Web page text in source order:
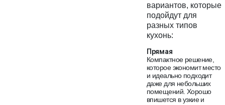
вариантов, которые
подойдут для
разных типов
кухонь:
Прямая
Компактное решение,
которое экономит место
и идеально подходит
даже для небольших
помещений. Хорошо
впишется в узкие и